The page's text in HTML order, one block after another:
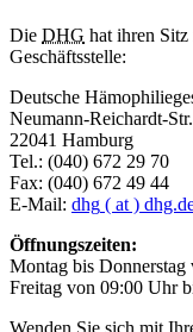
Die DHG hat ihren
Geschäftsstelle:
Deutsche
Neumann-Reichardt-
22041 Hamburg
Tel.: (040) 672 29 70
Fax: (040) 672 49 44
E-Mail: dhg ( at )
Öffnungszeiten:
Montag bis
Freitag von 09:00 Uhr
Wenden Sie sich mit